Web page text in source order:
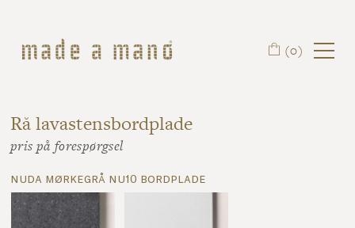
(0)
Rå lavastensbordplade
pris på forespørgsel
nuda mørkegrå nu10 bordplade